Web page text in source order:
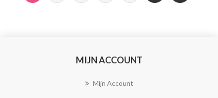
MIJN ACCOUNT
Mijn Account